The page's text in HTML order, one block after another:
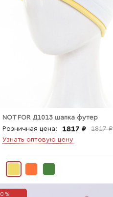
NOT FOR Д1013 шапка футер
Розничная цена:
1817 ₽
1817 ₽
Узнать оптовую цену
0%